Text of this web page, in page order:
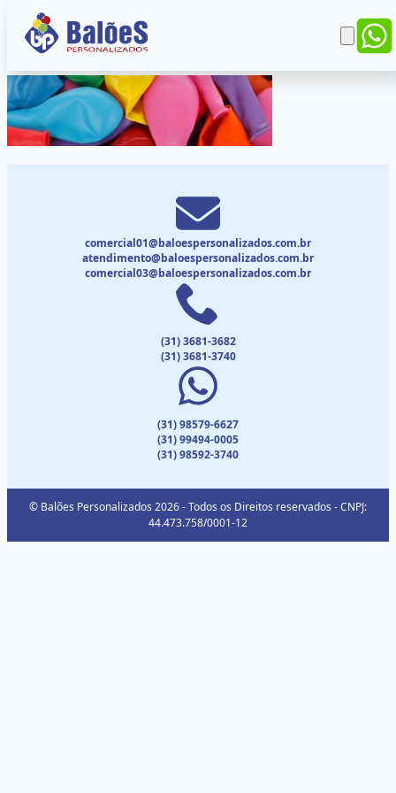
comercial01@baloespersonalizados.com.br
atendimento@baloespersonalizados.com.br
comercial03@baloespersonalizados.com.br
(31) 3681-3682
(31) 3681-3740
(31) 98579-6627
(31) 99494-0005
(31) 98592-3740
© Balões Personalizados 2026 - Todos os Direitos reservados - CNPJ:
44.473.758/0001-12